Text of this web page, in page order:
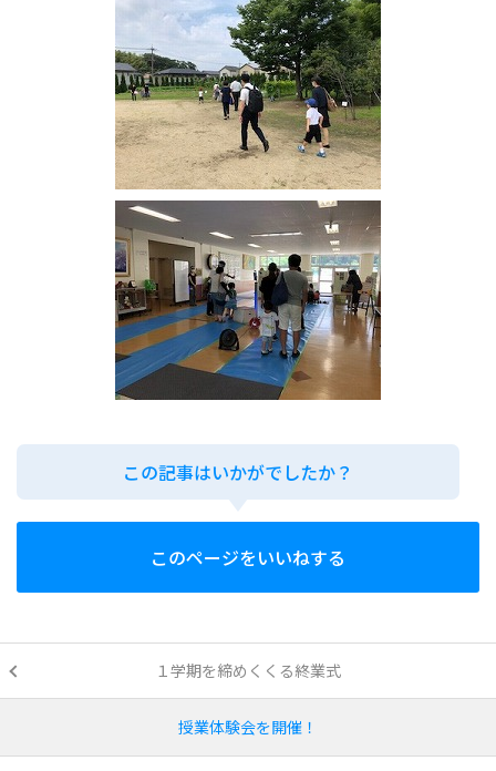
この記事はいかがでしたか？
このページをいいねする
１学期を締めくくる終業式
授業体験会を開催！